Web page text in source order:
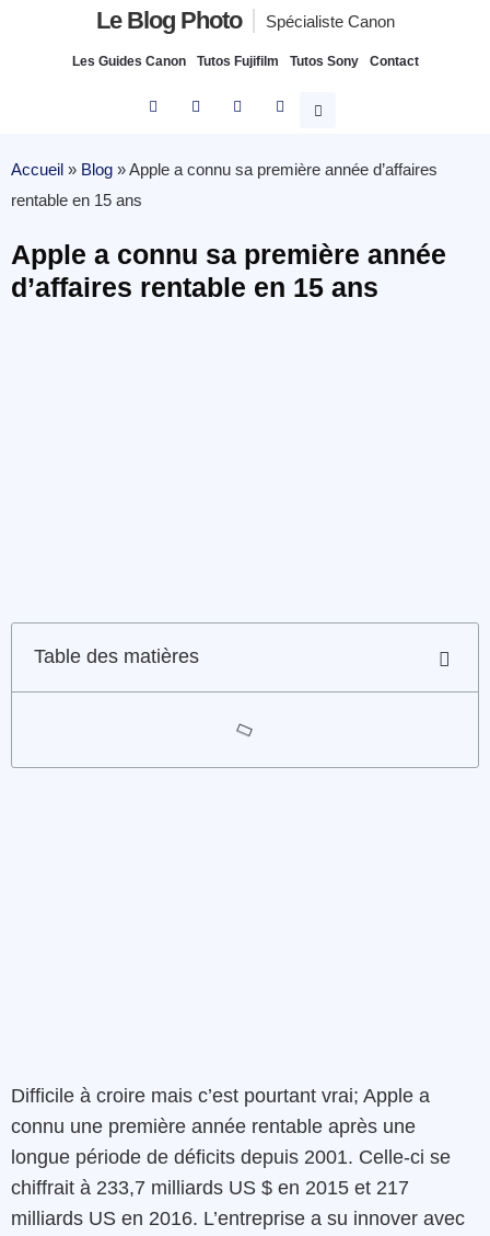
Le Blog Photo Spécialiste Canon
Les Guides Canon Tutos Fujifilm Tutos Sony Contact
Accueil » Blog »Apple a connu sa première année d’affaires
rentable en 15 ans
Apple a connu sa première année
d’affaires rentable en 15 ans
Table des matières
Difficile à croire mais c’est pourtant vrai; Apple a
connu une première année rentable après une
longue période de déficits depuis 2001. Celle-ci se
chiffrait à 233,7 milliards US $ en 2015 et 217
milliards US en 2016. L’entreprise a su innover avec